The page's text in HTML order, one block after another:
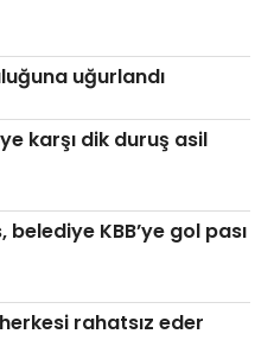
uğurlandı
karşı dik duruş asil
KBB’ye gol pası
rahatsız eder